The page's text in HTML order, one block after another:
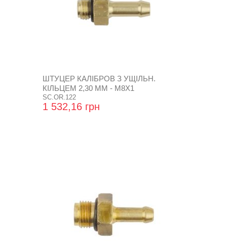
ШТУЦЕР КАЛІБРОВ З УЩІЛЬН.
КІЛЬЦЕМ 2,30 ММ - М8Х1
SC.OR.122
1 532,16 грн